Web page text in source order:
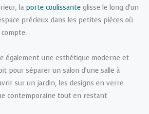
la porte coulissante glisse le long d’un
précieux dans les petites pièces où
également une esthétique moderne et
pour séparer un salon d’une salle à
sur un jardin, les designs en verre
contemporaine tout en restant